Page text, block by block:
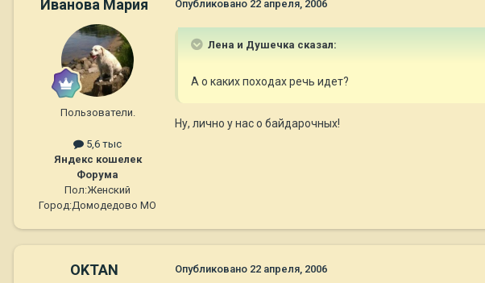
Иванова Мария
Пользователи.
5,6 тыс
Яндекс кошелек
Форума
Пол:Женский
Город:Домодедово МО
Опубликовано 22 апреля, 2006
Лена и Душечка сказал:
А о каких походах речь идет?
Ну, лично у нас о байдарочных!
OKTAN Опубликовано 22 апреля, 2006